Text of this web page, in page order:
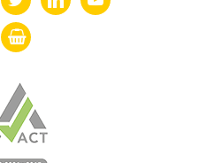
shopping-
basket